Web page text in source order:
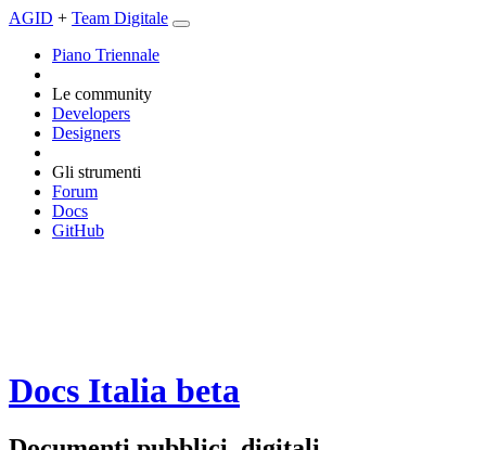
AGID + Team Digitale
Piano Triennale
Le community
Developers
Designers
Gli strumenti
Forum
Docs
GitHub
Docs Italia beta